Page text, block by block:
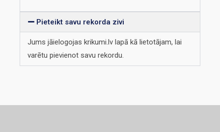
Pieteikt savu rekorda zivi
Jums jāielogojas krikumi.lv lapā kā lietotājam, lai
varētu pievienot savu rekordu.